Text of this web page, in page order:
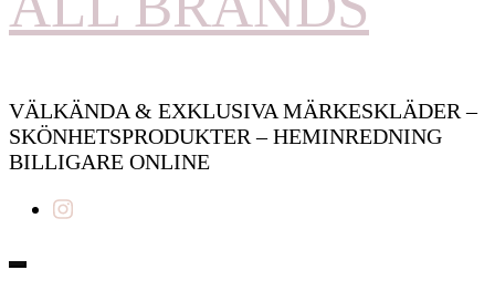
VÄLKÄNDA & EXKLUSIVA MÄRKESKLÄDER –
SKÖNHETSPRODUKTER – HEMINREDNING
BILLIGARE ONLINE